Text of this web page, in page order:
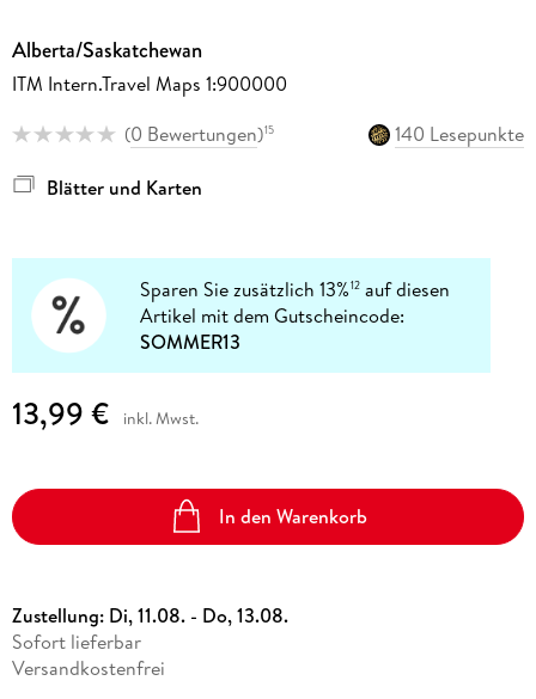
Alberta/Saskatchewan
ITM Intern.Travel Maps 1:900000
(0 Bewertungen)15 140 Lesepunkte
Blätter und Karten
Sparen Sie zusätzlich 13%12 auf diesen
Artikel mit dem Gutscheincode:
SOMMER13
13,99 € inkl. Mwst.
In den Warenkorb
Zustellung: Di, 11.08. - Do, 13.08.
Sofort lieferbar
Versandkostenfrei